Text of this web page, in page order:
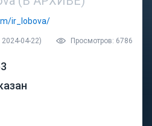
ir_lobova/
04-22) Просмотров: 6786